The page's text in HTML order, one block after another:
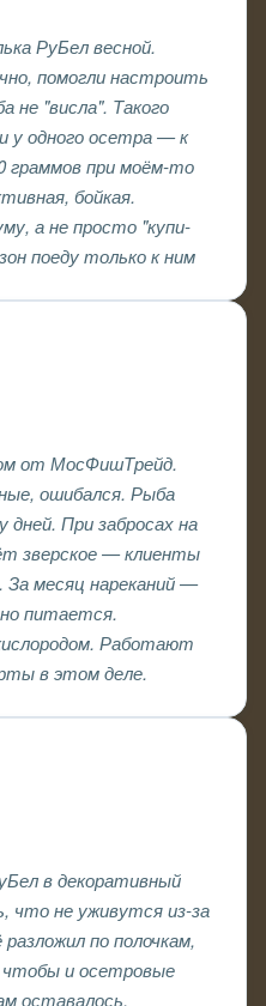
РуБел весной.
помогли настроить
не "висла". Такого
у одного осетра — к
граммов при моём-то
бойкая.
а не просто "купи-
поеду только к ним
от МосФишТрейд.
ошибался. Рыба
При забросах на
зверское — клиенты
месяц нареканий —
питается.
Работают
в этом деле.
в декоративный
что не уживутся из-за
по полочкам,
и осетровые
оставалось.